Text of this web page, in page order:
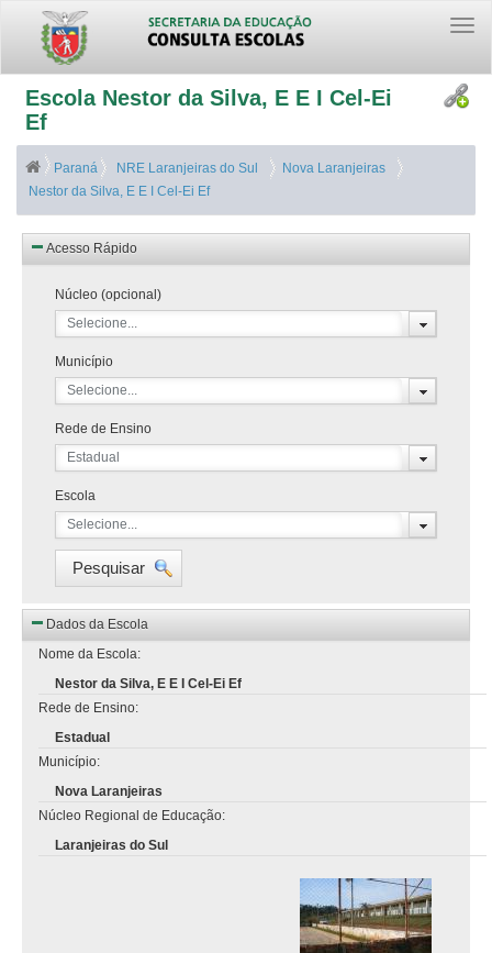
Escola Nestor da Silva, E E I Cel-Ei
Ef
Paraná NRE Laranjeiras do Sul
Nova Laranjeiras
Nestor da Silva, E E I Cel-Ei Ef
Acesso Rápido
Núcleo (opcional)
Selecione...
Município
Selecione...
Rede de Ensino
Estadual
Escola
Selecione...
Pesquisar
Dados da Escola
Nome da Escola:
Nestor da Silva, E E I Cel-Ei Ef
Rede de Ensino:
Estadual
Município:
Nova Laranjeiras
Núcleo Regional de Educação:
Laranjeiras do Sul